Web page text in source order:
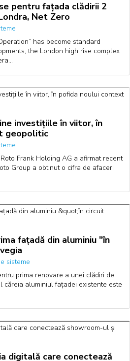
pentru fațada clădirii 2
Net Zero
has become standard
the London high rise complex
investițiile în viitor, în
geopolitic
Frank Holding AG a afirmat recent
Group a obtinut o cifra de afaceri
fațadă din aluminiu "în
sisteme
prima renovare a unei clădiri de
căreia aluminiul fațadei existente este
digitală care conectează